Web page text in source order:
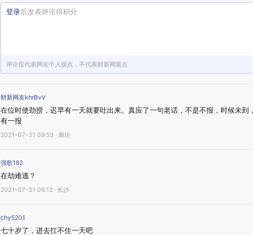
登录后发表评论得积分
评论仅代表网友个人观点，不代表财新网观点
财新网友khrBvV
在位时使劲捞，迟早有一天就要吐出来。真应了一句老话，不是不报，时候未到
有一报
2021-07-31 09:53 · 廊坊
强歌182
在劫难逃？
2021-07-31 06:12 · 长沙
chy5201
七十岁了，进去扛不住一天吧